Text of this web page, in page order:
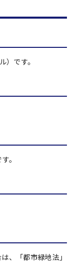
）です。
。
、「都市緑地法」